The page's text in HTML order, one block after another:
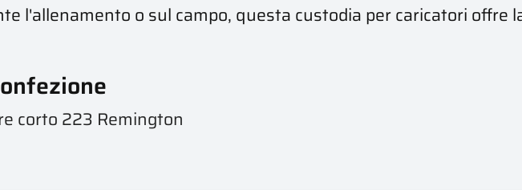
l'allenamento o sul campo, questa custodia per caricatori offre
corto 223 Remington